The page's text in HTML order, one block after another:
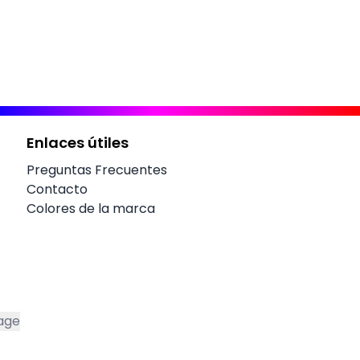
Enlaces útiles
Preguntas Frecuentes
Contacto
Colores de la marca